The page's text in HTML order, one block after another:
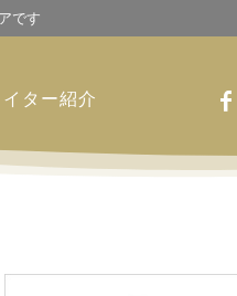
です
ター紹介